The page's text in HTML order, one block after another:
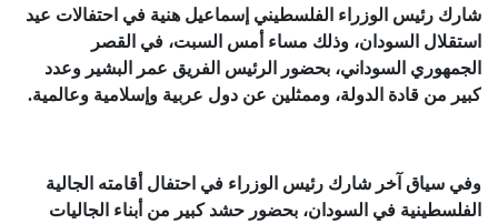
شارك رئيس الوزراء الفلسطيني إسماعيل هنية في احتفالات عيد
استقلال السودان، وذلك مساء أمس السبت، في القصر
الجمهوري السوداني، بحضور الرئيس الفريق عمر البشير وعدد
كبير من قادة الدولة، وممثلين عن دول عربية وإسلامية وعالمية.
وفي سياق آخر شارك رئيس الوزراء في احتفال أقامته الجالية
الفلسطينية في السودان، بحضور حشد كبير من أبناء الجاليات